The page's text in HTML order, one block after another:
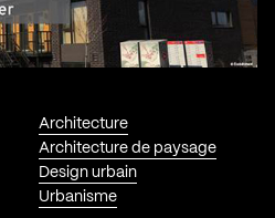
Architecture
Architecture de paysage
Design urbain
Urbanisme